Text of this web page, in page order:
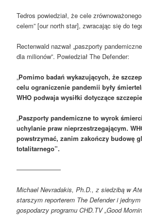
Tedros powiedział, że cele
celem” [our north star], zwracając się do
Rectenwald nazwał „paszporty
dla milionów”. Powiedział The Defender:
„Pomimo badań wykazujących, że
celu ograniczenie pandemii były
WHO podwaja wysiłki dotyczące
„Paszporty pandemiczne to wyrok
uchylanie praw nieprzestrzegającym.
powstrzymać, zanim zakończy budowę
totalitarnego”.
———————
Michael Nevradakis, Ph.D., z siedzibą w
starszym reporterem The Defender i
gospodarzy programu CHD.TV „Good